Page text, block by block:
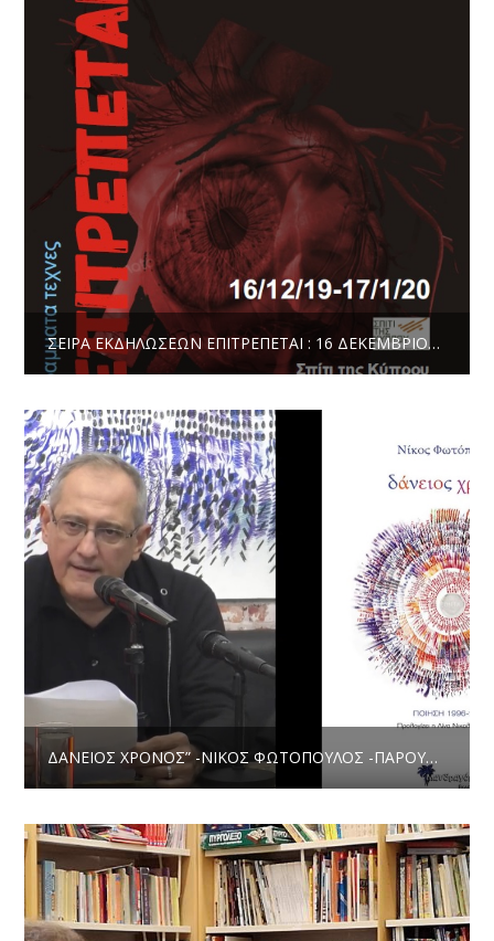
ΣΕΙΡΆ ΕΚΔΗΛΏΣΕΩΝ ΕΠΙΤΡΕΠΕΤΑΙ : 16 ΔΕΚΕΜΒΡΊΟΥ 2019 ΈΩΣ 17 ΙΑΝΟΥΑΡΊΟΥ 2020 ΣΤΟ ΣΠΊΤΙ ΤΗΣ ΚΎΠΡΟΥ
ΔΆΝΕΙΟΣ ΧΡΌΝΟΣ” -ΝΊΚΟΣ ΦΩΤΌΠΟΥΛΟΣ -ΠΑΡΟΥΣΊΑΣΗ ΣΤΟ ART POLIS CAFE ΣΤΙΣ 29 ΝΟΕΜΒΡΊΟΥ 2019